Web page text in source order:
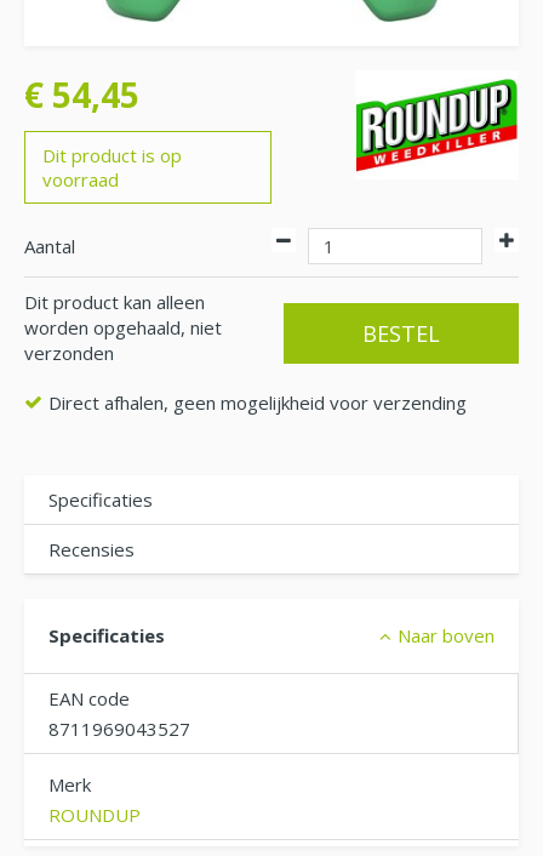
€ 54,45
Dit product is op
voorraad
Aantal
Dit product kan alleen
worden opgehaald, niet
verzonden
Direct afhalen, geen mogelijkheid voor verzending
Specificaties
Recensies
Specificaties Naar boven
EAN code
8711969043527
Merk
ROUNDUP